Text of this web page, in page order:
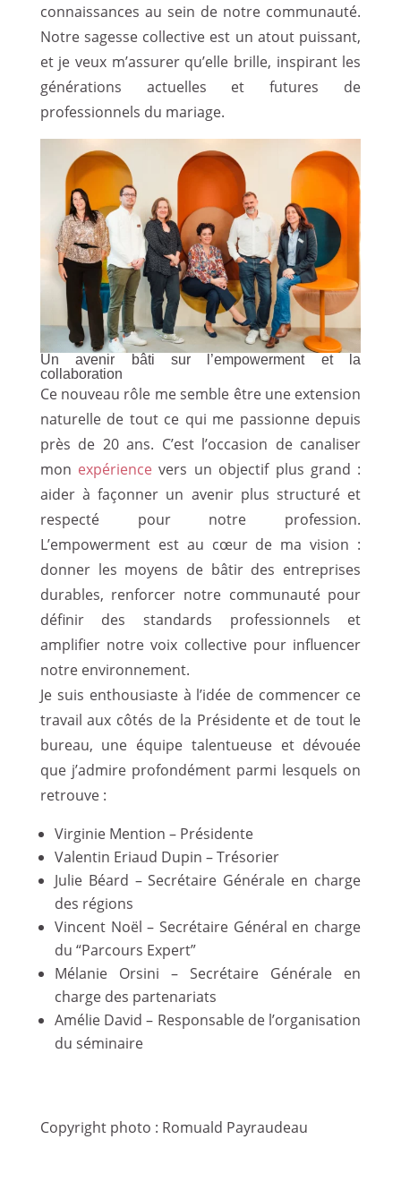
connaissances au sein de notre communauté.
Notre sagesse collective est un atout puissant,
et je veux m’assurer qu’elle brille, inspirant les
générations actuelles et futures de
professionnels du mariage.
Un avenir bâti sur l’empowerment et la
collaboration
Ce nouveau rôle me semble être une extension
naturelle de tout ce qui me passionne depuis
près de 20 ans. C’est l’occasion de canaliser
mon expérience vers un objectif plus grand :
aider à façonner un avenir plus structuré et
respecté pour notre profession.
L’empowerment est au cœur de ma vision :
donner les moyens de bâtir des entreprises
durables, renforcer notre communauté pour
définir des standards professionnels et
amplifier notre voix collective pour influencer
notre environnement.
Je suis enthousiaste à l’idée de commencer ce
travail aux côtés de la Présidente et de tout le
bureau, une équipe talentueuse et dévouée
que j’admire profondément parmi lesquels on
retrouve :
Virginie Mention – Présidente
Valentin Eriaud Dupin – Trésorier
Julie Béard – Secrétaire Générale en charge
des régions
Vincent Noël – Secrétaire Général en charge
du “Parcours Expert”
Mélanie Orsini – Secrétaire Générale en
charge des partenariats
Amélie David – Responsable de l’organisation
du séminaire
Copyright photo : Romuald Payraudeau